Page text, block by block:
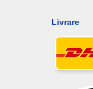
Livrare